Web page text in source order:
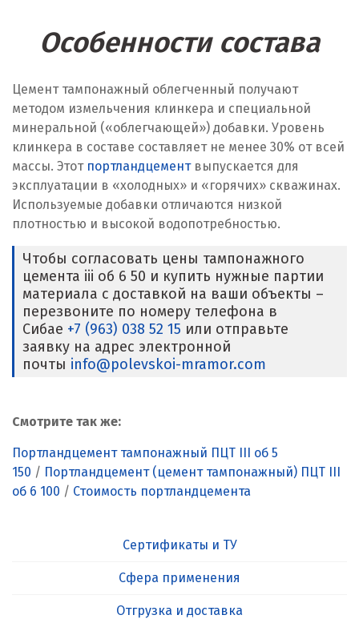
Особенности состава
Цемент тампонажный облегченный получают
методом измельчения клинкера и специальной
минеральной («облегчающей») добавки. Уровень
клинкера в составе составляет не менее 30% от всей
массы. Этот портландцементвыпускается для
эксплуатации в «холодных» и «горячих» скважинах.
Используемые добавки отличаются низкой
плотностью и высокой водопотребностью.
Чтобы согласовать цены тампонажного
цемента iii об 6 50 и купить нужные партии
материала с доставкой на ваши объекты –
перезвоните по номеру телефона в
Сибае +7 (963) 038 52 15 или отправьте
заявку на адрес электронной
почты info@polevskoi-mramor.com
Смотрите так же:
Портландцемент тампонажный ПЦТ III об 5
150 / Портландцемент (цемент тампонажный) ПЦТ III
об 6 100 / Стоимость портландцемента
Сертификаты и ТУ
Сфера применения
Отгрузка и доставка